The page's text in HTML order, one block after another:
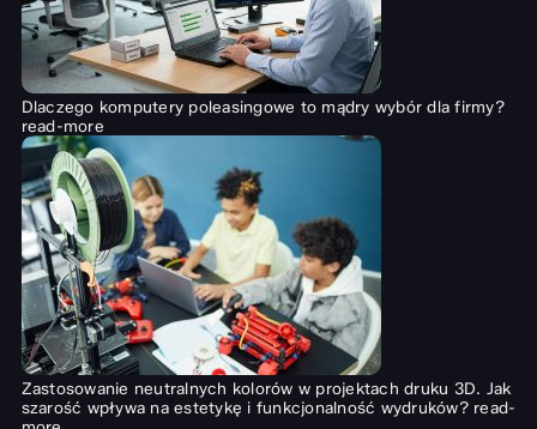
Dlaczego komputery poleasingowe to mądry wybór dla firmy?
read-more
Zastosowanie neutralnych kolorów w projektach druku 3D. Jak
szarość wpływa na estetykę i funkcjonalność wydruków? read-